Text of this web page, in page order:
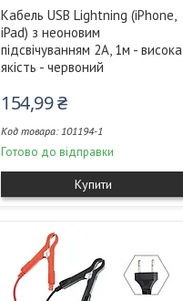
Кабель USB Lightning (iPhone,
iPad) з неоновим
підсвічуванням 2А, 1м - висока
якість - червоний
154,99 ₴
101194-1
Готово до відправки
Купити